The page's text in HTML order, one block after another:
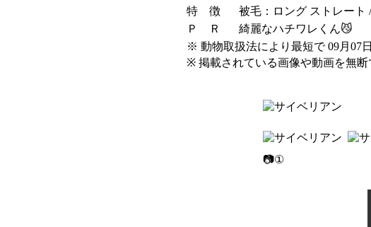
特 徴
被毛：ロング ストレート
Ｐ Ｒ
綺麗なハチワレくん😼
※ 動物取扱法により最短で 09月07
※ 掲載されている画像や動画を無
📷①